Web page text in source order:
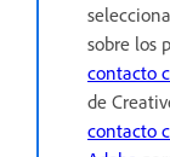
sobre los
contacto
de
contacto